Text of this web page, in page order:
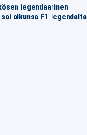
legendaarinen
alkunsa F1-legendalta